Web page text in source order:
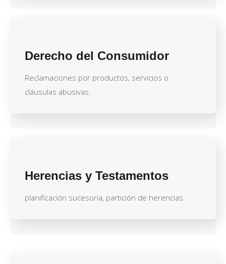
Derecho del Consumidor
Reclamaciones por productos, servicios o
cláusulas abusivas.
Herencias y Testamentos
planificación sucesoria, partición de herencias.